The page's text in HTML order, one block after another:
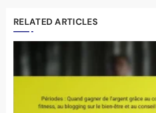
RELATED ARTICLES